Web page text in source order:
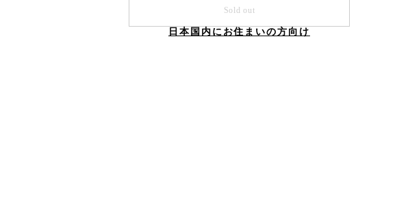
Sold out
日本国内にお住まいの方向け